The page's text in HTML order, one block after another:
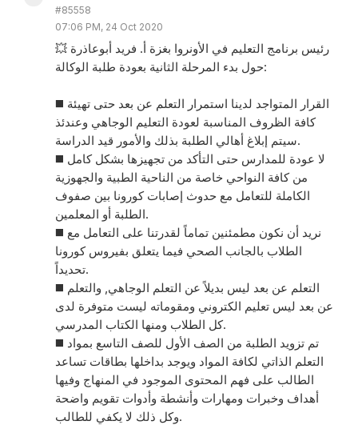
#85558
07:06 PM, 24 Oct 2020
💥 رئيس برنامج التعليم في الأونروا بغزة أ. فريد أبوعاذرة
حول بدء المرحلة الثانية بعودة طلبة الوكالة:
◼️ القرار المتواجد لدينا استمرار التعلم عن بعد حتى تهيئة
كافة الظروف المناسبة لعودة التعليم الوجاهي وعندئذ
سيتم إبلاغ أهالي الطلبة بذلك والأمور قيد الدراسة.
◼️ لا عودة للمدارس حتى التأكد من تجهيزها بشكل كامل
من كافة النواحي خاصة من الناحية الطبية والجهوزية
الكاملة للتعامل مع حدوث إصابات كورونا بين صفوف
الطلبة أو المعلمين.
◼️ نريد أن نكون مطمئنين تماماً لقدرتنا على التعامل مع
الطلاب بالجانب الصحي فيما يتعلق بفيروس كورونا
تحديداً.
◼️ التعلم عن بعد ليس بديلاً عن التعلم الوجاهي, والتعلم
عن بعد ليس تعليم الكتروني ومقوماته ليست متوفرة لدى
كل الطلاب ومنها الكتاب المدرسي.
◼️ تم تزويد الطلبة من الصف الأول للصف التاسع بمواد
التعلم الذاتي لكافة المواد ويوجد بداخلها بطاقات تساعد
الطالب على فهم المحتوى الموجود في المنهاج وفيها
أهداف وخبرات ومهارات وأنشطة وأدوات تقويم واضحة
وكل ذلك لا يكفي للطالب.